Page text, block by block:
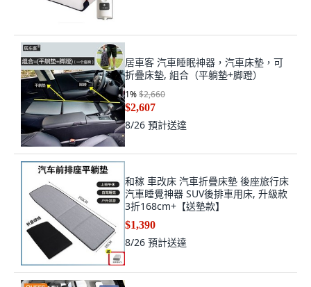
居車客 汽車睡眠神器，汽車床墊，可
折疊床墊, 組合（平躺墊+脚蹬）
1%$2,660
$2,607
8/26 預計送達
和稼 車改床 汽車折疊床墊 後座旅行床
汽車睡覺神器 SUV後排車用床, 升級款
3折168cm+【送墊款】
$1,390
8/26 預計送達